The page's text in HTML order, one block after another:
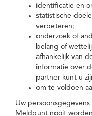
identificatie en
statistische
verbeteren;
onderzoek of
belang of
afhankelijk van
informatie over
partner kunt u
om te voldoen
Uw
Meldpunt nooit